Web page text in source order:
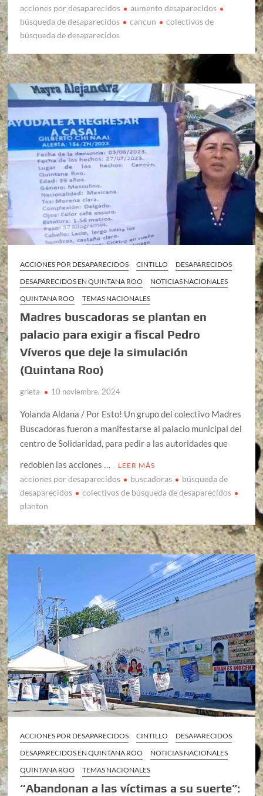
acciones por desaparecidos
aumento desaparecidos
búsqueda de desaparecidos
cancun
colectivos de
búsqueda de desaparecidos
ACCIONES POR DESAPARECIDOS CINTILLO
DESAPARECIDOS
DESAPARECIDOS EN QUINTANA ROO
NOTICIAS NACIONALES
QUINTANA ROO
TEMAS NACIONALES
Madres buscadoras se plantan en
palacio para exigir a fiscal Pedro
Víveros que deje la simulación
(Quintana Roo)
grieta 10 noviembre, 2024
Yolanda Aldana / Por Esto! Un grupo del colectivo Madres
Buscadoras fueron a manifestarse al palacio municipal del
centro de Solidaridad, para pedir a las autoridades que
redoblen las acciones …
LEER MÁS
acciones por desaparecidos buscadoras
búsqueda de
desaparecidos
colectivos de búsqueda de desaparecidos
planton
ACCIONES POR DESAPARECIDOS CINTILLO
DESAPARECIDOS
DESAPARECIDOS EN QUINTANA ROO
NOTICIAS NACIONALES
QUINTANA ROO
TEMAS NACIONALES
“Abandonan a las víctimas a su suerte”: